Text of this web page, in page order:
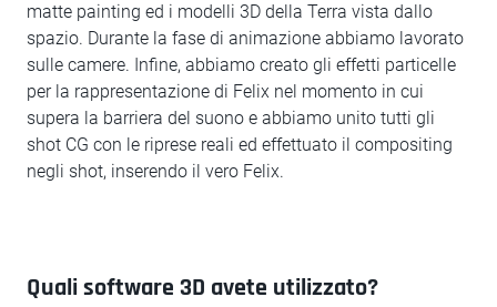
matte painting ed i modelli 3D della Terra vista dallo
spazio. Durante la fase di animazione abbiamo lavorato
sulle camere. Infine, abbiamo creato gli effetti particelle
per la rappresentazione di Felix nel momento in cui
supera la barriera del suono e abbiamo unito tutti gli
shot CG con le riprese reali ed effettuato il compositing
negli shot, inserendo il vero Felix.
Quali software 3D avete utilizzato?